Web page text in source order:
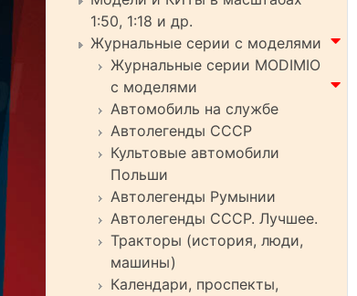
1:50, 1:18 и др.
Журнальные серии с моделями
Журнальные серии MODIMIO
с моделями
Автомобиль на службе
Автолегенды СССР
Культовые автомобили
Польши
Автолегенды Румынии
Автолегенды СССР. Лучшее.
Тракторы (история, люди,
машины)
Календари, проспекты,